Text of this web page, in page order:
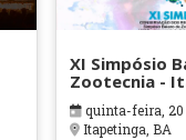
XI Simpósio
Zootecnia -
quinta-feira, 20
Itapetinga, BA